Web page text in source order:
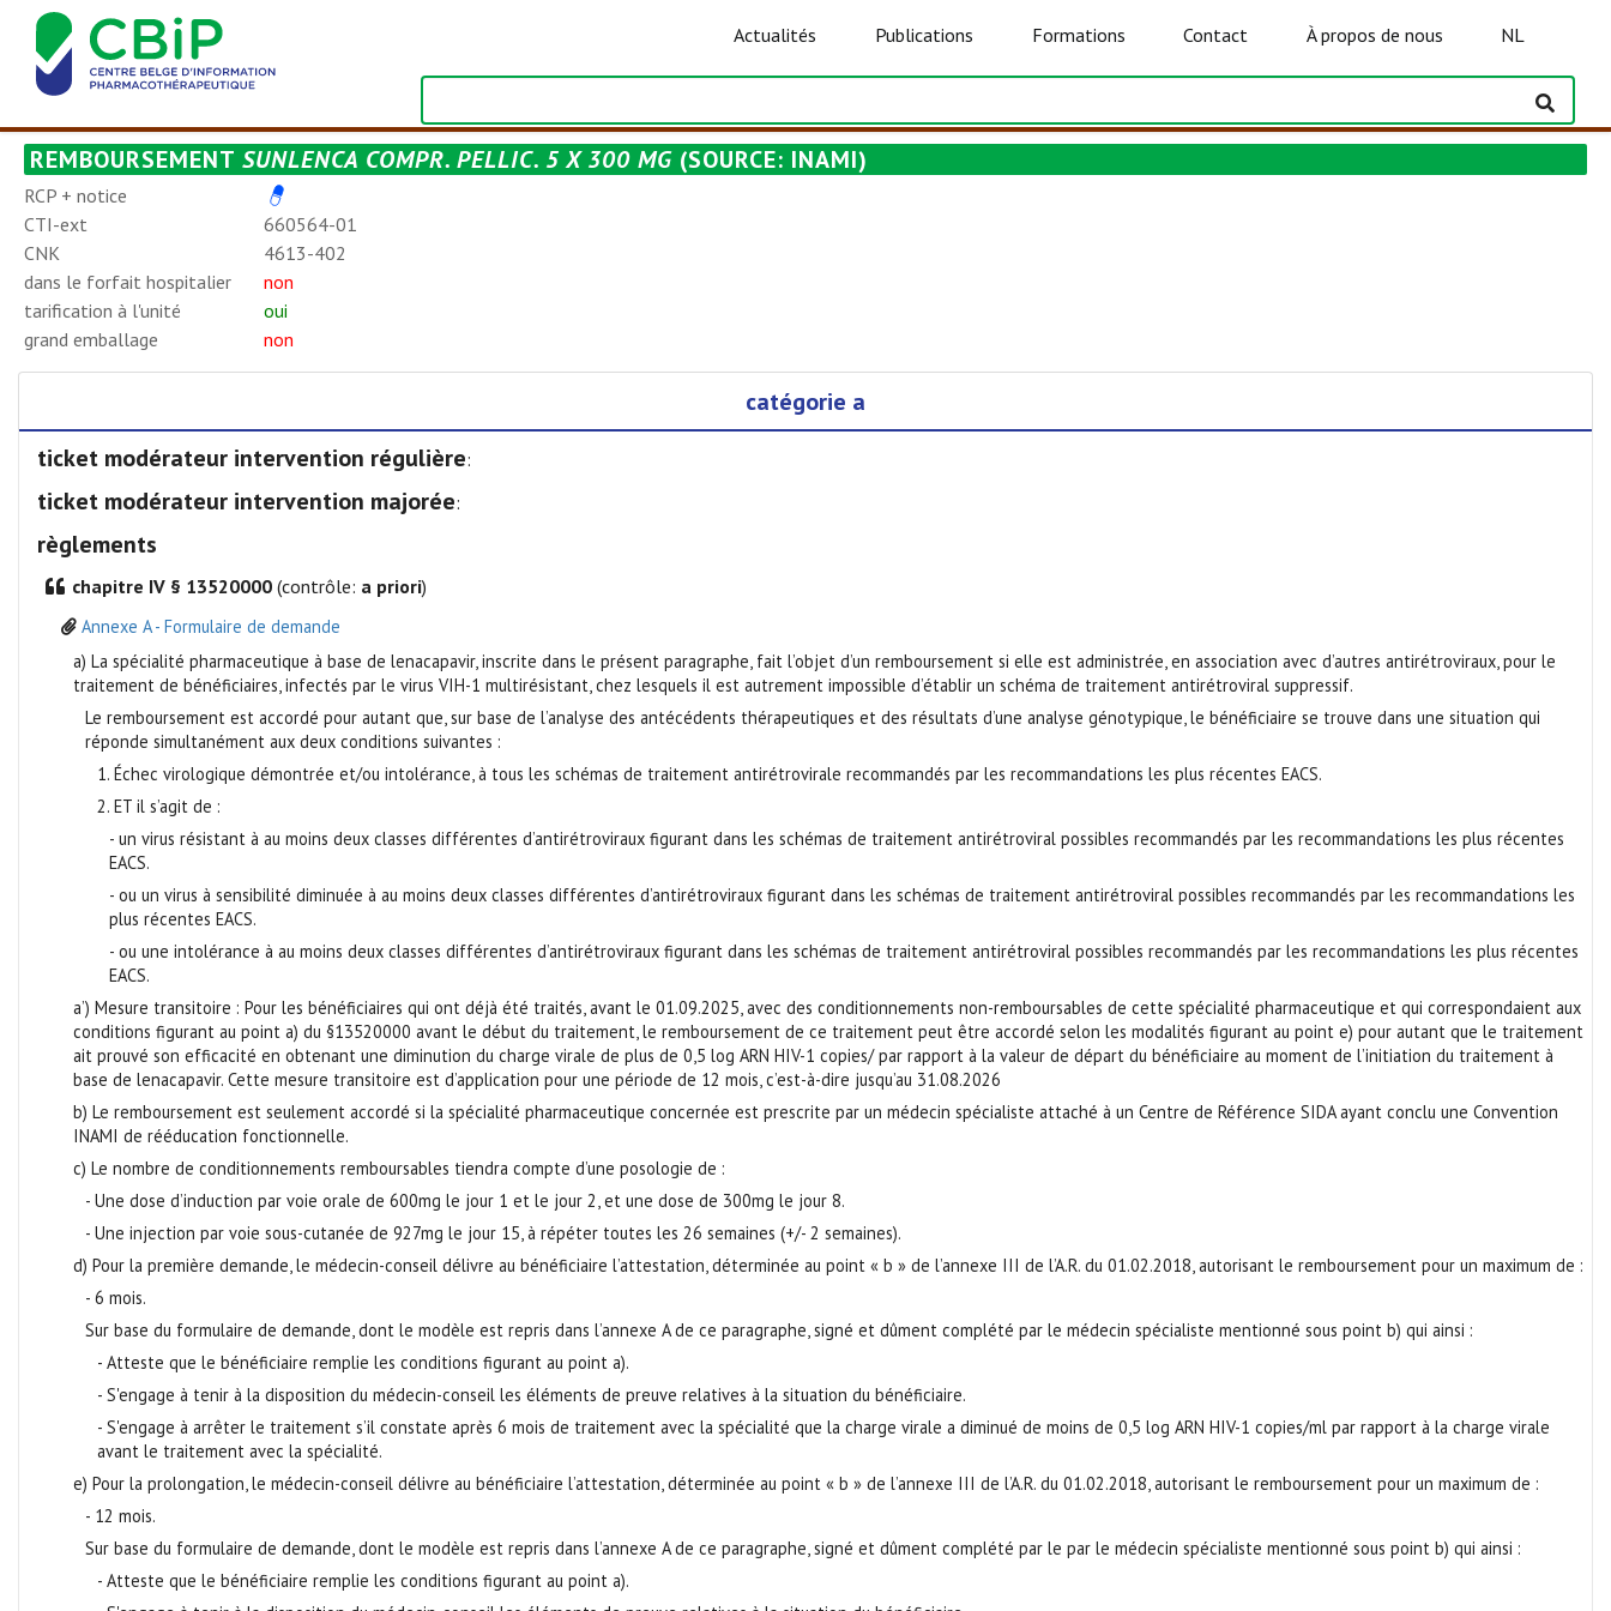
Actualités Publications Formations Contact À propos de nous NL
REMBOURSEMENT SUNLENCA COMPR. PELLIC. 5 X 300 MG (SOURCE: INAMI)
RCP + notice
CTI-ext
660564-01
CNK
4613-402
dans le forfait hospitalier
non
tarification à l'unité
oui
grand emballage
non
catégorie a
ticket modérateur intervention régulière:
ticket modérateur intervention majorée:
règlements
chapitre IV § 13520000 (contrôle: a priori)
Annexe A - Formulaire de demande
a) La spécialité pharmaceutique à base de lenacapavir, inscrite dans le présent paragraphe, fait l’objet d’un remboursement si elle est administrée, en association avec d’autres antirétroviraux, pour le
traitement de bénéficiaires, infectés par le virus VIH-1 multirésistant, chez lesquels il est autrement impossible d’établir un schéma de traitement antirétroviral suppressif.
Le remboursement est accordé pour autant que, sur base de l’analyse des antécédents thérapeutiques et des résultats d’une analyse génotypique, le bénéficiaire se trouve dans une situation qui
réponde simultanément aux deux conditions suivantes :
1. Échec virologique démontrée et/ou intolérance, à tous les schémas de traitement antirétrovirale recommandés par les recommandations les plus récentes EACS.
2. ET il s’agit de :
- un virus résistant à au moins deux classes différentes d’antirétroviraux figurant dans les schémas de traitement antirétroviral possibles recommandés par les recommandations les plus récentes
EACS.
- ou un virus à sensibilité diminuée à au moins deux classes différentes d’antirétroviraux figurant dans les schémas de traitement antirétroviral possibles recommandés par les recommandations les
plus récentes EACS.
- ou une intolérance à au moins deux classes différentes d’antirétroviraux figurant dans les schémas de traitement antirétroviral possibles recommandés par les recommandations les plus récentes
EACS.
a’) Mesure transitoire : Pour les bénéficiaires qui ont déjà été traités, avant le 01.09.2025, avec des conditionnements non-remboursables de cette spécialité pharmaceutique et qui correspondaient aux
conditions figurant au point a) du §13520000 avant le début du traitement, le remboursement de ce traitement peut être accordé selon les modalités figurant au point e) pour autant que le traitement
ait prouvé son efficacité en obtenant une diminution du charge virale de plus de 0,5 log ARN HIV-1 copies/ par rapport à la valeur de départ du bénéficiaire au moment de l’initiation du traitement à
base de lenacapavir. Cette mesure transitoire est d’application pour une période de 12 mois, c’est-à-dire jusqu’au 31.08.2026
b) Le remboursement est seulement accordé si la spécialité pharmaceutique concernée est prescrite par un médecin spécialiste attaché à un Centre de Référence SIDA ayant conclu une Convention
INAMI de rééducation fonctionnelle.
c) Le nombre de conditionnements remboursables tiendra compte d’une posologie de :
- Une dose d’induction par voie orale de 600mg le jour 1 et le jour 2, et une dose de 300mg le jour 8.
- Une injection par voie sous-cutanée de 927mg le jour 15, à répéter toutes les 26 semaines (+/- 2 semaines).
d) Pour la première demande, le médecin-conseil délivre au bénéficiaire l’attestation, déterminée au point « b » de l’annexe III de l’A.R. du 01.02.2018, autorisant le remboursement pour un maximum de :
- 6 mois.
Sur base du formulaire de demande, dont le modèle est repris dans l’annexe A de ce paragraphe, signé et dûment complété par le médecin spécialiste mentionné sous point b) qui ainsi :
- Atteste que le bénéficiaire remplie les conditions figurant au point a).
- S'engage à tenir à la disposition du médecin-conseil les éléments de preuve relatives à la situation du bénéficiaire.
- S'engage à arrêter le traitement s’il constate après 6 mois de traitement avec la spécialité que la charge virale a diminué de moins de 0,5 log ARN HIV-1 copies/ml par rapport à la charge virale
avant le traitement avec la spécialité.
e) Pour la prolongation, le médecin-conseil délivre au bénéficiaire l’attestation, déterminée au point « b » de l’annexe III de l’A.R. du 01.02.2018, autorisant le remboursement pour un maximum de :
- 12 mois.
Sur base du formulaire de demande, dont le modèle est repris dans l’annexe A de ce paragraphe, signé et dûment complété par le par le médecin spécialiste mentionné sous point b) qui ainsi :
- Atteste que le bénéficiaire remplie les conditions figurant au point a).